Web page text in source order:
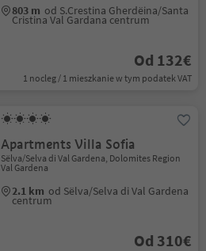
803 m od S.Crestina Gherdëina/Santa
Cristina Val Gardana centrum
Od 132€
1 nocleg / 1 mieszkanie w tym podatek VAT
Apartments Villa Sofia
Sëlva/Selva di Val Gardena, Dolomites Region
Val Gardena
2.1 km od Sëlva/Selva di Val Gardena
centrum
Od 310€